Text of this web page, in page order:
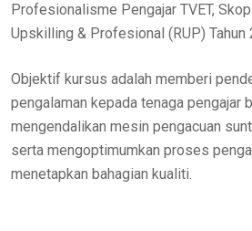
Profesionalisme Pengajar TVET,
Upskilling & Profesional (RUP) Tahun
Objektif kursus adalah memberi
pengalaman kepada tenaga pengajar
mengendalikan mesin pengacuan
serta mengoptimumkan proses
menetapkan bahagian kualiti.